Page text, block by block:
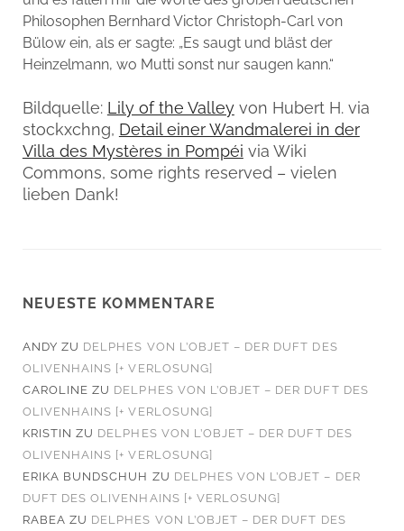
Philosophen Bernhard Victor Christoph-Carl von
Bülow ein, als er sagte: „Es saugt und bläst der
Heinzelmann, wo Mutti sonst nur saugen kann.“
Bildquelle: Lily of the Valleyvon Hubert H. via
stockxchng, Detail einer Wandmalerei in der
Villa des Mystères in Pompéi via Wiki
Commons, some rights reserved – vielen
lieben Dank!
NEUESTE KOMMENTARE
ANDY ZU DELPHES VON L’OBJET – DER DUFT DES
OLIVENHAINS [+ VERLOSUNG]
CAROLINE ZU DELPHES VON L’OBJET – DER DUFT DES
OLIVENHAINS [+ VERLOSUNG]
KRISTIN ZU DELPHES VON L’OBJET – DER DUFT DES
OLIVENHAINS [+ VERLOSUNG]
ERIKA BUNDSCHUH ZU DELPHES VON L’OBJET – DER
DUFT DES OLIVENHAINS [+ VERLOSUNG]
RABEA ZU DELPHES VON L’OBJET – DER DUFT DES